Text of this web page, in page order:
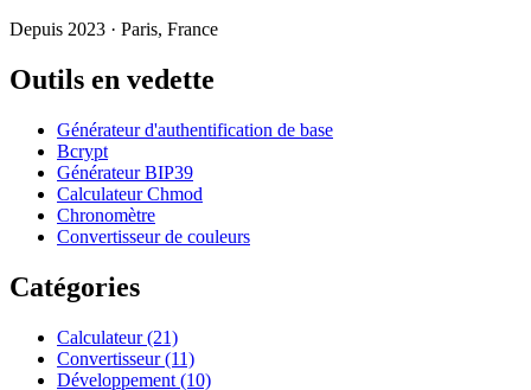
Depuis 2023 · Paris, France
Outils en vedette
Générateur d'authentification de base
Bcrypt
Générateur BIP39
Calculateur Chmod
Chronomètre
Convertisseur de couleurs
Catégories
Calculateur(21)
Convertisseur(11)
Développement (10)